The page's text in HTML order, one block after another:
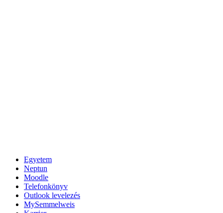
Egyetem
Neptun
Moodle
Telefonkönyv
Outlook levelezés
MySemmelweis